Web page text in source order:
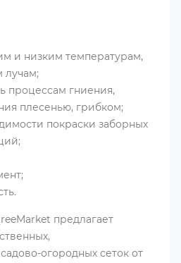
и низким температурам,
лучам;
процессам гниения,
плесенью, грибком;
покраски заборных
предлагает
огородных сеток от